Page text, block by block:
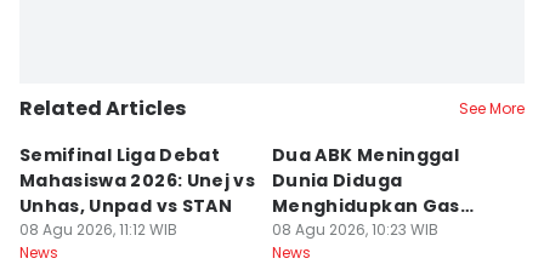
Related Articles See More
Semifinal Liga Debat
Mahasiswa 2026: Unej vs
Unhas, Unpad vs STAN
08 Agu 2026, 11:12 WIB
News
Dua ABK Meninggal
Dunia Diduga
Menghidupkan Gas
Beracun di Kapal
08 Agu 2026, 10:23 WIB
News